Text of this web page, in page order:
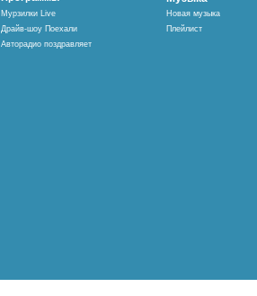
Мурзилки Live
Драйв-шоу Поехали
Авторадио поздравляет
Новая музыка
Плейлист